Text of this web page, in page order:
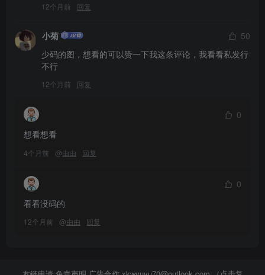
12个月前 回复
小菊
50
少码的图，想看的可以赞一下我这条评论，我看看私发行
不行
12个月前 回复
0
想看想看
4个月前 @由由 回复
0
看看没码的
12个月前 @由由 回复